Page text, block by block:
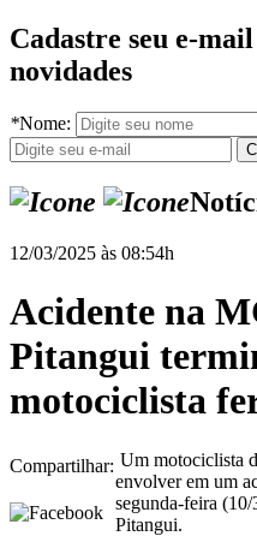
Cadastre seu e-
novidades
*Nome:
12/03/2025 às 08:54h
Acidente na
Pitangui
motociclista
Compartilhar: Um motociclista
envolver em um
segunda-feira
Pitangui.